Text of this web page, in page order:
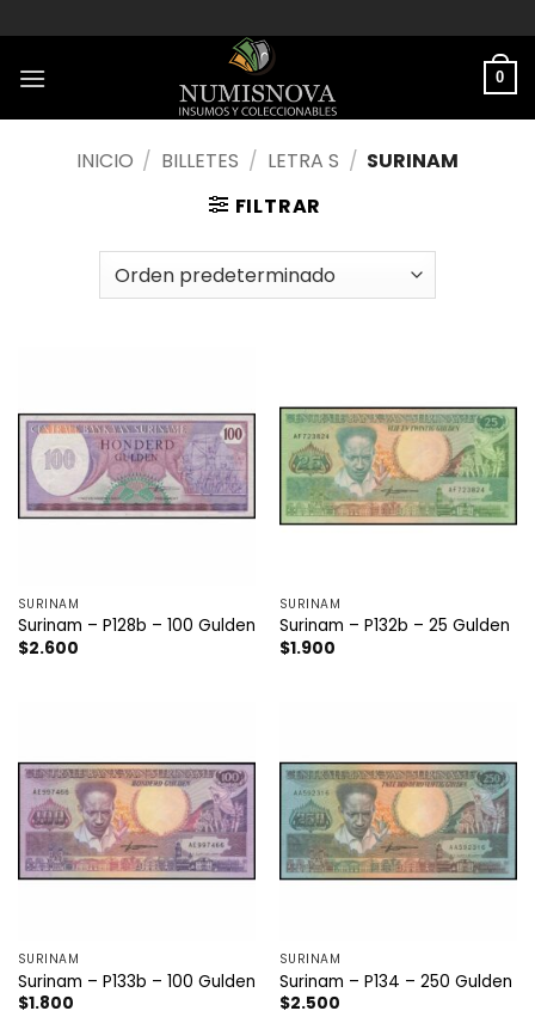
al
contenido
0
INICIO / BILLETES / LETRA S / SURINAM
FILTRAR
SURINAM
Surinam – P128b – 100 Gulden
$2.600
SURINAM
Surinam – P132b – 25 Gulden
$1.900
SURINAM
Surinam – P133b – 100 Gulden
$1.800
SURINAM
Surinam – P134 – 250 Gulden
$2.500